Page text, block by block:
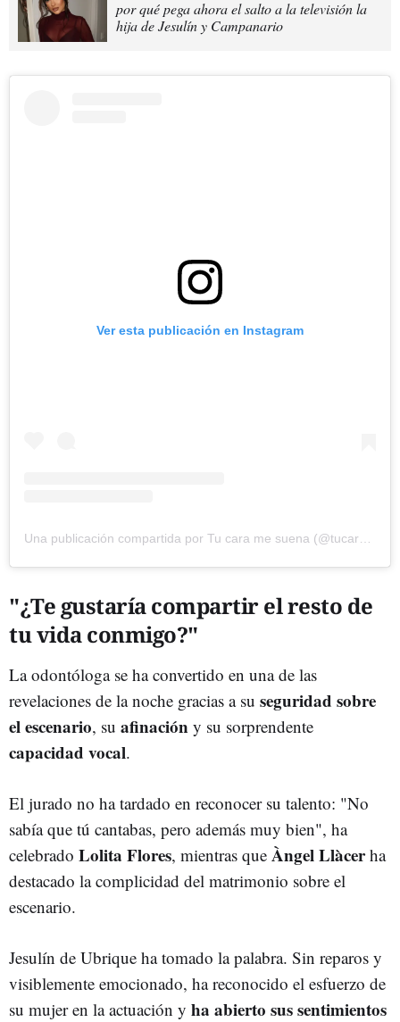
por qué pega ahora el salto a la televisión la
hija de Jesulín y Campanario
Ver esta publicación en Instagram
"¿Te gustaría compartir el resto de
tu vida conmigo?"
La odontóloga se ha convertido en una de las
revelaciones de la noche gracias a su seguridad sobre
el escenario, su afinación y su sorprendente
capacidad vocal.
El jurado no ha tardado en reconocer su talento: "No
sabía que tú cantabas, pero además muy bien", ha
celebrado Lolita Flores, mientras que Àngel Llàcerha
destacado la complicidad del matrimonio sobre el
escenario.
Jesulín de Ubrique ha tomado la palabra. Sin reparos y
visiblemente emocionado, ha reconocido el esfuerzo de
su mujer en la actuación y ha abierto sus sentimientos